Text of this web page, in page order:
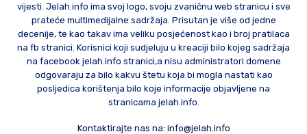
vijesti. Jelah.info ima svoj logo, svoju zvaničnu web stranicu i sve
prateće multimedijalne sadržaja. Prisutan je više od jedne
decenije, te kao takav ima veliku posjećenost kao i broj pratilaca
na fb stranici. Korisnici koji sudjeluju u kreaciji bilo kojeg sadržaja
na facebook jelah.info stranici,a nisu administratori domene
odgovaraju za bilo kakvu štetu koja bi mogla nastati kao
posljedica korištenja bilo koje informacije objavljene na
stranicama jelah.info.
Kontaktirajte nas na: info@jelah.info